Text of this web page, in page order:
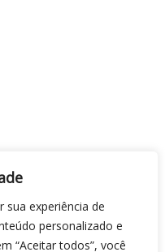
sua experiência de
personalizado e
“Aceitar todos”, você